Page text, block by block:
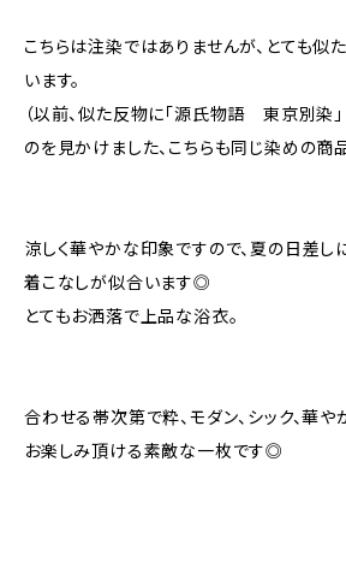
こちらは注染ではありませんが、とても似
います。
（以前、似た反物に「源氏物語 東京別染
のを見かけました、こちらも同じ染めの商品
涼しく華やかな印象ですので、夏の日差し
着こなしが似合います◎
とてもお洒落で上品な浴衣。
合わせる帯次第で粋、モダン、シック、華
お楽しみ頂ける素敵な一枚です◎